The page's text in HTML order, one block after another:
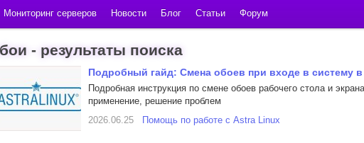
Мониторинг серверов Новости Блог Статьи Форум
- результаты поиска
Подробный гайд: Смена обоев при входе в систему
Подробная инструкция по смене обоев рабочего стола и
применение, решение проблем
2026.06.25
Помощь по работе с Astra Linux